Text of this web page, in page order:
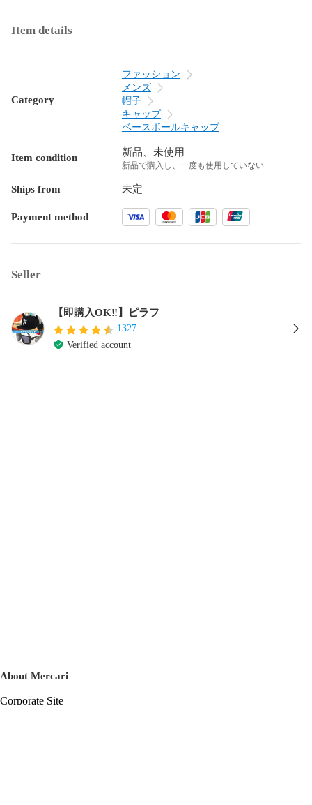
Item details
Category
ファッション
メンズ
帽子
キャップ
ベースボールキャップ
Item condition 新品、未使用
新品で購入し、一度も使用していない
Ships from 未定
Payment method
Seller
【即購入OK‼️】ピラフ
1327
Verified account
About Mercari
Corporate Site